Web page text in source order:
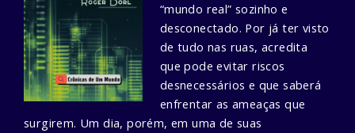
“mundo real” sozinho e
desconectado. Por já ter visto
de tudo nas ruas, acredita
que pode evitar riscos
desnecessários e que saberá
enfrentar as ameaças que
surgirem. Um dia, porém, em uma de suas